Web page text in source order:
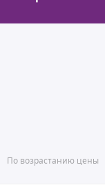
По возрастанию цены